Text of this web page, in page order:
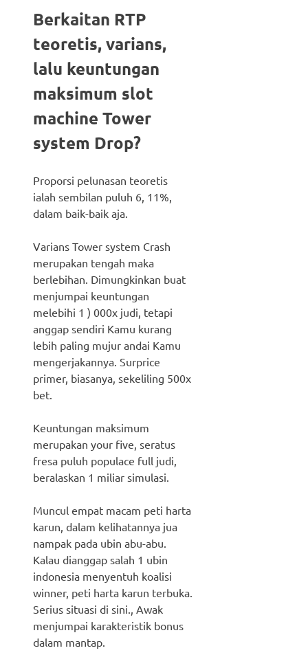
Berkaitan RTP
teoretis, varians,
lalu keuntungan
maksimum slot
machine Tower
system Drop?
Proporsi pelunasan teoretis
ialah sembilan puluh 6, 11%,
dalam baik-baik aja.
Varians Tower system Crash
merupakan tengah maka
berlebihan. Dimungkinkan buat
menjumpai keuntungan
melebihi 1 ) 000x judi, tetapi
anggap sendiri Kamu kurang
lebih paling mujur andai Kamu
mengerjakannya. Surprice
primer, biasanya, sekeliling 500x
bet.
Keuntungan maksimum
merupakan your five, seratus
fresa puluh populace full judi,
beralaskan 1 miliar simulasi.
Muncul empat macam peti harta
karun, dalam kelihatannya jua
nampak pada ubin abu-abu.
Kalau dianggap salah 1 ubin
indonesia menyentuh koalisi
winner, peti harta karun terbuka.
Serius situasi di sini., Awak
menjumpai karakteristik bonus
dalam mantap.